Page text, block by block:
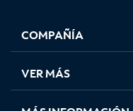
abre
en
pestaña
nueva
abre
en
pestaña
nueva
abre
en
pestaña
nueva
en
nueva
COMPAÑÍA
VER MÁS